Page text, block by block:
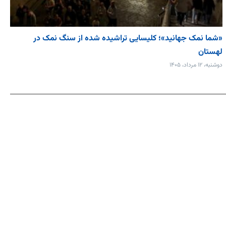
«شما نمک جهانید»؛ کلیسایی تراشیده شده از سنگ نمک در
لهستان
دوشنبه، ۱۲ مرداد، ۱۴۰۵